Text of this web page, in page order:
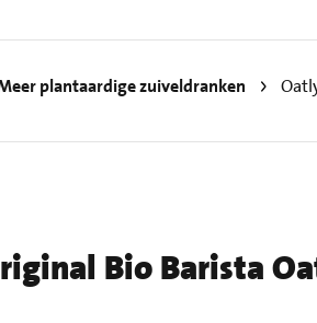
plantaardige zuiveldranken
Bio Barista